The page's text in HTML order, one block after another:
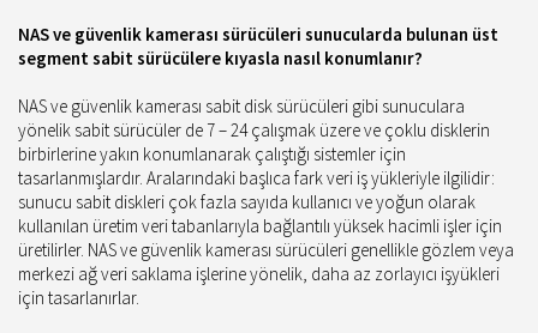
NAS ve güvenlik kamerası sürücüleri sunucularda bulunan üst
segment sabit sürücülere kıyasla nasıl konumlanır?
NAS ve güvenlik kamerası sabit disk sürücüleri gibi sunuculara
yönelik sabit sürücüler de 7 – 24 çalışmak üzere ve çoklu disklerin
birbirlerine yakın konumlanarak çalıştığı sistemler için
tasarlanmışlardır. Aralarındaki başlıca fark veri iş yükleriyle ilgilidir:
sunucu sabit diskleri çok fazla sayıda kullanıcı ve yoğun olarak
kullanılan üretim veri tabanlarıyla bağlantılı yüksek hacimli işler için
üretilirler. NAS ve güvenlik kamerası sürücüleri genellikle gözlem veya
merkezi ağ veri saklama işlerine yönelik, daha az zorlayıcı işyükleri
için tasarlanırlar.